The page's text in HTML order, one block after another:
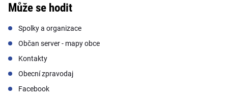
Může se hodit
Spolky a organizace
Občan server - mapy obce
Kontakty
Obecní zpravodaj
Facebook